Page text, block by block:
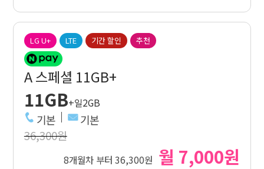
LG U+ LTE 기간 할인 추천
A 스페셜 11GB+
11GB+일2GB
기본 기본
36,300원
8개월차 부터 36,300원 월 7,000원